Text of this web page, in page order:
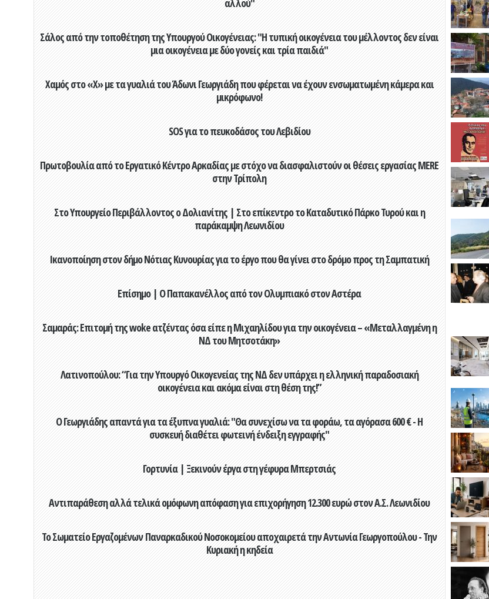
αλλού"
Σάλος από την τοποθέτηση της Υπουργού Οικογένειας: "Η τυπική οικογένεια του μέλλοντος δεν είναι
μια οικογένεια με δύο γονείς και τρία παιδιά"
Χαμός στο «X» με τα γυαλιά του Άδωνι Γεωργιάδη που φέρεται να έχουν ενσωματωμένη κάμερα και
μικρόφωνο!
SOS για το πευκοδάσος του Λεβιδίου
Πρωτοβουλία από το Εργατικό Κέντρο Αρκαδίας με στόχο να διασφαλιστούν οι θέσεις εργασίας MERE
στην Τρίπολη
Στο Υπουργείο Περιβάλλοντος ο Δολιανίτης | Στο επίκεντρο το Καταδυτικό Πάρκο Τυρού και η
παράκαμψη Λεωνιδίου
Ικανοποίηση στον δήμο Νότιας Κυνουρίας για το έργο που θα γίνει στο δρόμο προς τη Σαμπατική
Επίσημο | Ο Παπακανέλλος από τον Ολυμπιακό στον Αστέρα
Σαμαράς: Επιτομή της woke ατζέντας όσα είπε η Μιχαηλίδου για την οικογένεια – «Μεταλλαγμένη η
ΝΔ του Μητσοτάκη»
Λατινοπούλου: “Για την Υπουργό Οικογενείας της ΝΔ δεν υπάρχει η ελληνική παραδοσιακή
οικογένεια και ακόμα είναι στη θέση της!”
Ο Γεωργιάδης απαντά για τα έξυπνα γυαλιά: "Θα συνεχίσω να τα φοράω, τα αγόρασα 600 € - Η
συσκευή διαθέτει φωτεινή ένδειξη εγγραφής"
Γορτυνία | Ξεκινούν έργα στη γέφυρα Μπερτσιάς
Αντιπαράθεση αλλά τελικά ομόφωνη απόφαση για επιχορήγηση 12.300 ευρώ στον Α.Σ. Λεωνιδίου
Το Σωματείο Εργαζομένων Παναρκαδικού Νοσοκομείου αποχαιρετά την Αντωνία Γεωργοπούλου - Την
Κυριακή η κηδεία